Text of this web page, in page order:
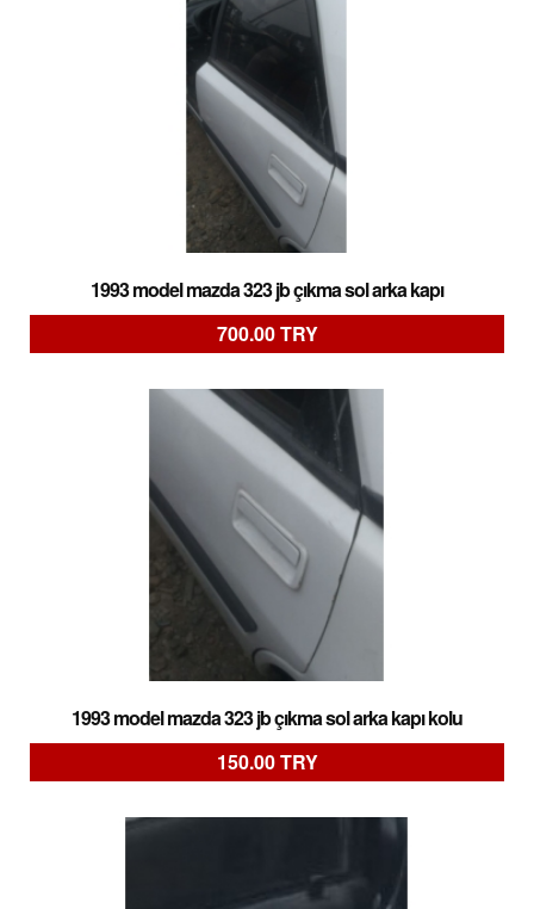
1993 model mazda 323 jb çıkma sol arka kapı
700.00 TRY
1993 model mazda 323 jb çıkma sol arka kapı kolu
150.00 TRY